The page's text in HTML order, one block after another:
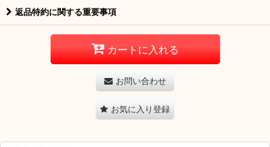
返品特約に関する重要事項
カートに入れる
お問い合わせ
お気に入り登録